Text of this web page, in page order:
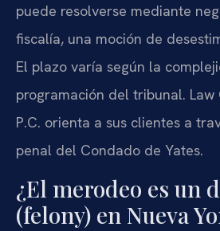
puede resolverse mediante
fiscalía, una moción de
El plazo varía según la
programación del tribunal. Law
P.C. orienta a sus clientes a
penal del Condado de Yates.
¿El merodeo es un
(felony) en Nueva